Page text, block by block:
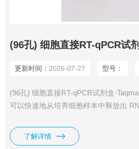
(96孔) 细胞直接RT-qPCR试
更新时间： 2026-07-27 型号：
(96孔) 细胞直接RT-qPCR试剂盒-
可以快速地从培养细胞样本中释放出
所需要的 RNA 模板，配合试剂盒提供
2× Direct qPCR Mix-Taqman 能够快速
了解详情